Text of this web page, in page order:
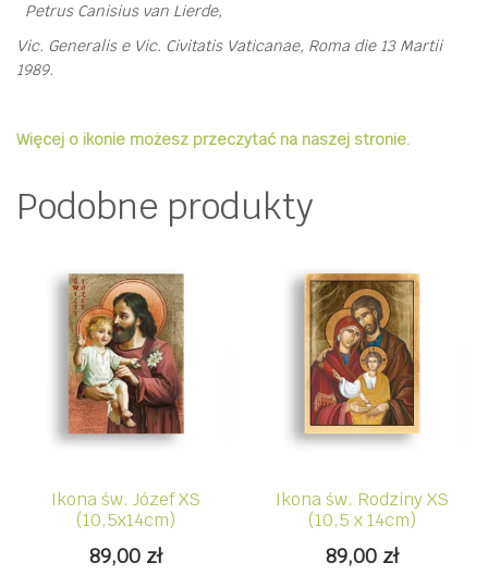
Petrus Canisius van Lierde,
Vic. Generalis e Vic. Civitatis Vaticanae, Roma die 13 Martii
1989.
Więcej o ikonie możesz przeczytać na naszej stronie.
Podobne produkty
Ikona św. Józef XS
(10,5x14cm)
89,00 zł
Ikona św. Rodziny XS
(10,5 x 14cm)
89,00 zł